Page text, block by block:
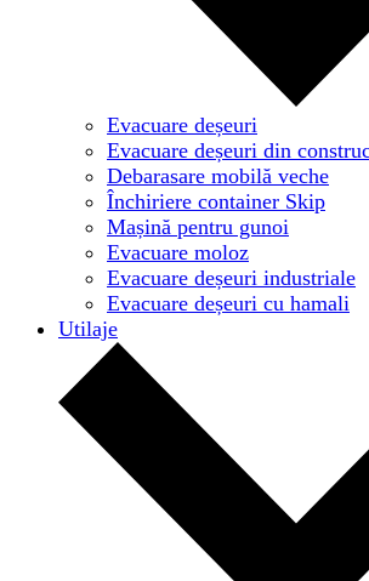
Evacuare deșeuri
Evacuare deșeuri din
Debarasare mobilă veche
Închiriere container Skip
Mașină pentru gunoi
Evacuare moloz
Evacuare deșeuri industriale
Evacuare deșeuri cu hamali
Utilaje